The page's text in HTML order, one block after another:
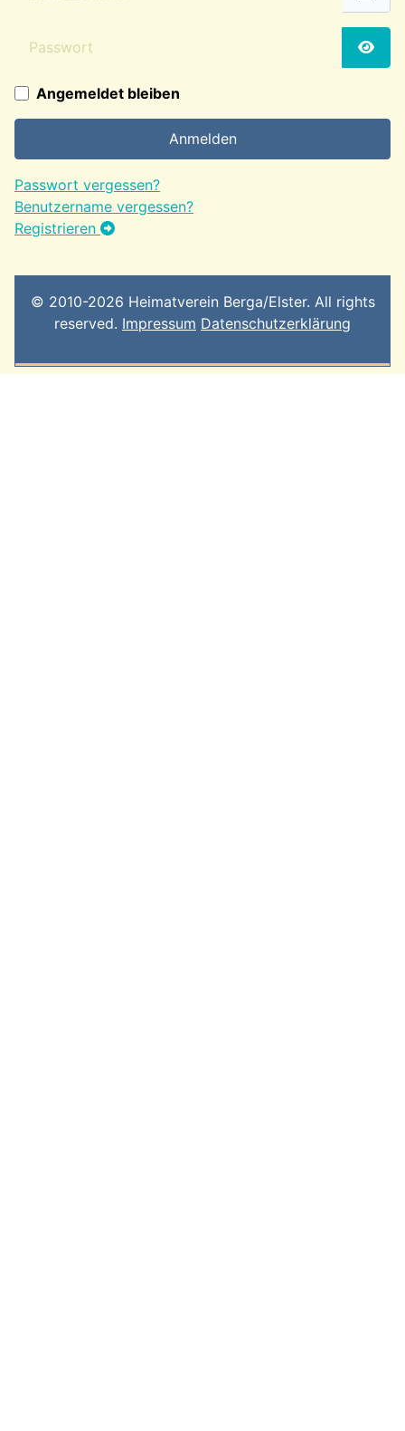
Angemeldet bleiben
Anmelden
Passwort vergessen?
Benutzername vergessen?
Registrieren
© 2010-2026 Heimatverein Berga/Elster. All rights
reserved. Impressum Datenschutzerklärung